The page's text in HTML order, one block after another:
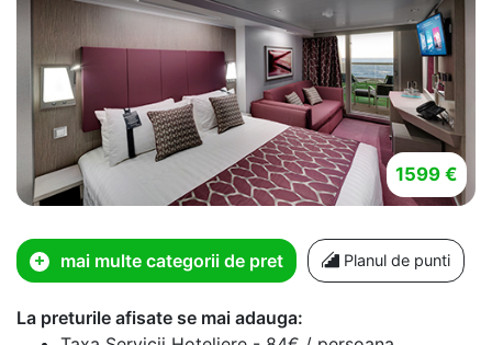
1599 €
mai multe categorii de pret Planul de punti
La preturile afisate se mai adauga: